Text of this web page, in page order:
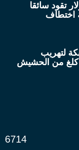
: رحلة بـ 600 دولار تقود سائقا
اختطاف
لتهريب
6714